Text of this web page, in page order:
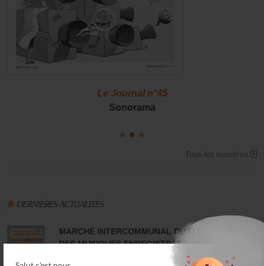
Le Journal n°45
Sonorama
Tous les numéros
DERNIÈRES ACTUALITÉS
MARCHÉ INTERCOMMUNAL DU DISQUE ET
DES MUSIQUES ENREGISTRÉES - PLOUARET